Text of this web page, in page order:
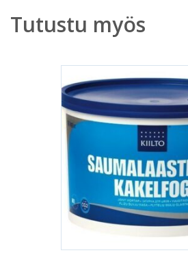
Tutustu myös